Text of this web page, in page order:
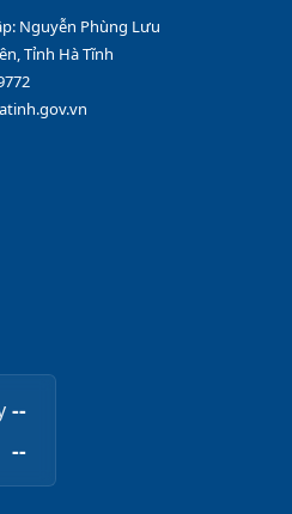
Nguyễn Phùng Lưu
Tỉnh Hà Tĩnh
--
--